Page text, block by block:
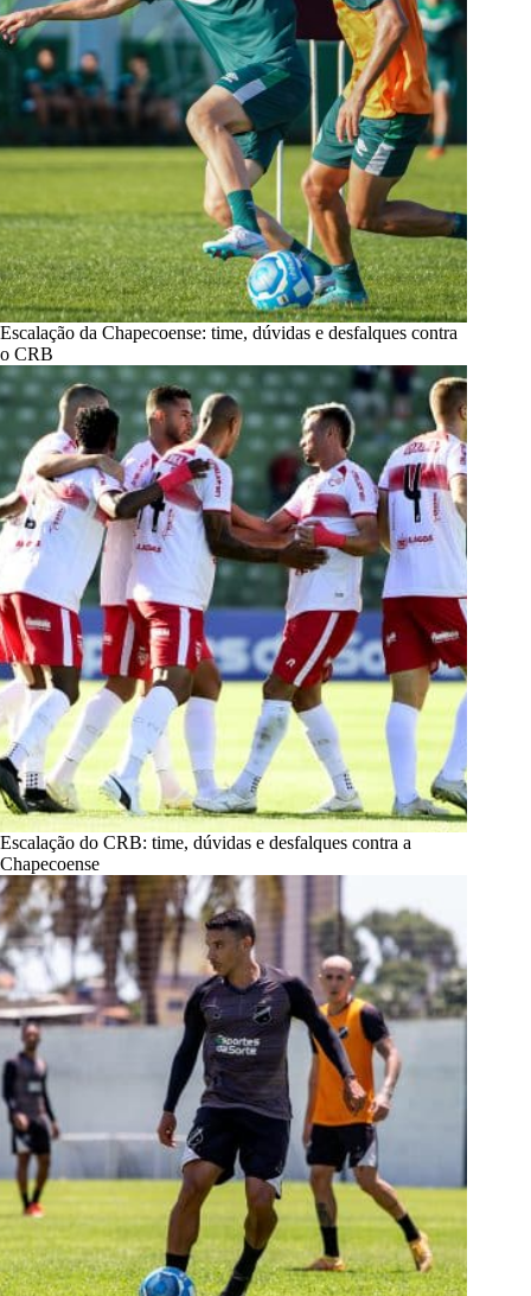
Escalação da Chapecoense: time, dúvidas e desfalques contra
o CRB
Escalação do CRB: time, dúvidas e desfalques contra a
Chapecoense